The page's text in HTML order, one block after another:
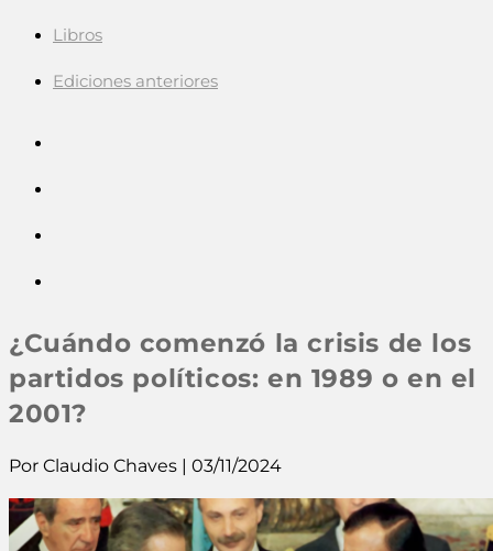
Libros
Ediciones anteriores
¿Cuándo comenzó la crisis de los
partidos políticos: en 1989 o en el
2001?
Por Claudio Chaves | 03/11/2024